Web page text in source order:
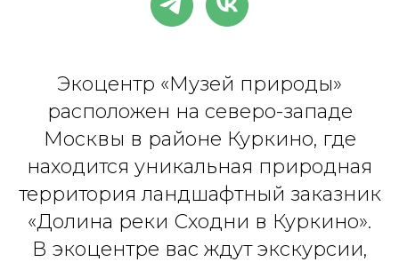
Экоцентр «Музей природы»
расположен на северо-западе
Москвы в районе Куркино, где
находится уникальная природная
территория ландшафтный заказник
«Долина реки Сходни в Куркино».
В экоцентре вас ждут экскурсии,